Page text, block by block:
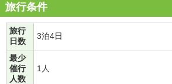
旅行条件
旅行
日数
3泊4日
最少
催行
人数
1人